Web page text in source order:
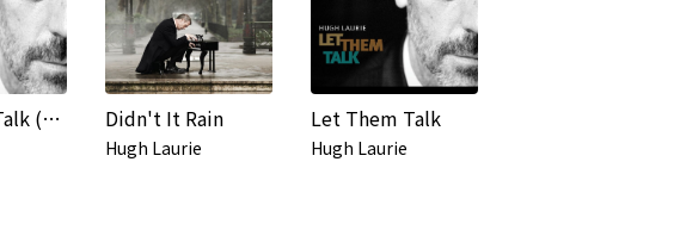
Let Them Talk (Special Edition) Didn't It Rain
Hugh Laurie
Let Them Talk
Hugh Laurie